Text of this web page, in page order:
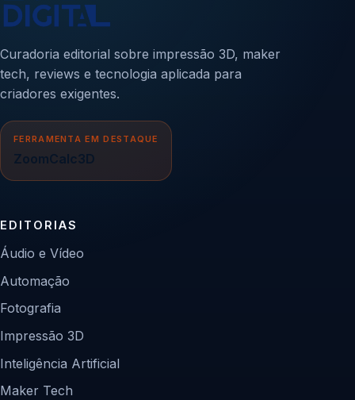
Curadoria editorial sobre impressão 3D, maker
tech, reviews e tecnologia aplicada para
criadores exigentes.
FERRAMENTA EM DESTAQUE
ZoomCalc3D
EDITORIAS
Áudio e Vídeo
Automação
Fotografia
Impressão 3D
Inteligência Artificial
Maker Tech